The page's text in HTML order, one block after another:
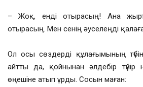
– Жоқ, енді отырасың! Ана
отырасың. Мен сенің әуселеңді
Ол осы сөздерді құлағымының
айтты да, қойнынан әлдебір түйір
өңешіне атып ұрды. Сосын маған: